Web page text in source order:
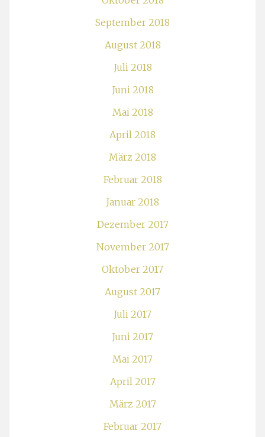
September 2018
August 2018
Juli 2018
Juni 2018
Mai 2018
April 2018
März 2018
Februar 2018
Januar 2018
Dezember 2017
November 2017
Oktober 2017
August 2017
Juli 2017
Juni 2017
Mai 2017
April 2017
März 2017
Februar 2017